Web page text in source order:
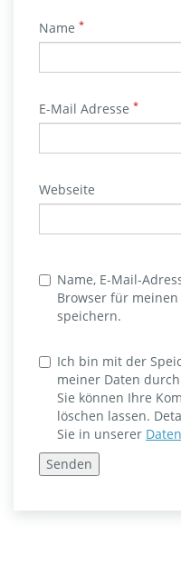
Name *
E-Mail Adresse *
Webseite
Name, E-Mail-
Browser für
speichern.
Ich bin mit der
meiner Daten
Sie können Ihre
löschen lassen.
Sie in unserer